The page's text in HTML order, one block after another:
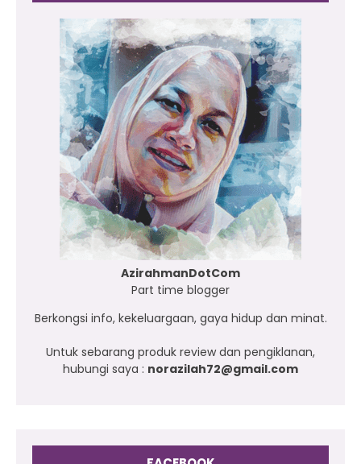
AzirahmanDotCom
Part time blogger
Berkongsi info, kekeluargaan, gaya hidup dan minat.
Untuk sebarang produk review dan pengiklanan,
hubungi saya : norazilah72@gmail.com